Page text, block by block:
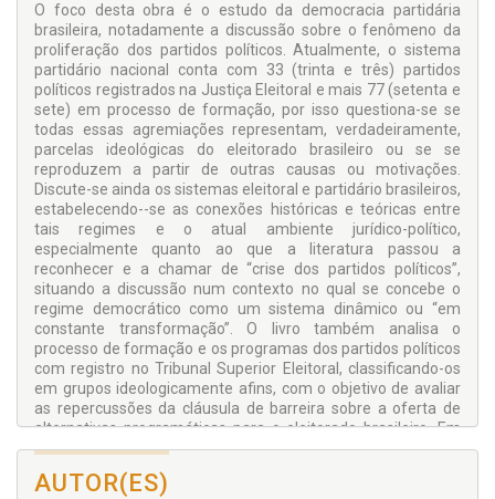
O foco desta obra é o estudo da democracia partidária
brasileira, notadamente a discussão sobre o fenômeno da
proliferação dos partidos políticos. Atualmente, o sistema
partidário nacional conta com 33 (trinta e três) partidos
políticos registrados na Justiça Eleitoral e mais 77 (setenta e
sete) em processo de formação, por isso questiona-se se
todas essas agremiações representam, verdadeiramente,
parcelas ideológicas do eleitorado brasileiro ou se se
reproduzem a partir de outras causas ou motivações.
Discute-se ainda os sistemas eleitoral e partidário brasileiros,
estabelecendo--se as conexões históricas e teóricas entre
tais regimes e o atual ambiente jurídico-político,
especialmente quanto ao que a literatura passou a
reconhecer e a chamar de “crise dos partidos políticos”,
situando a discussão num contexto no qual se concebe o
regime democrático como um sistema dinâmico ou “em
constante transformação”. O livro também analisa o
processo de formação e os programas dos partidos políticos
com registro no Tribunal Superior Eleitoral, classificando-os
em grupos ideologicamente afins, com o objetivo de avaliar
as repercussões da cláusula de barreira sobre a oferta de
alternativas programáticas para o eleitorado brasileiro. Em
geral, a cláusula de desempenho sempre foi concebida como
uma ideia antagônica ao princípio do pluralismo político,
contudo, o que se pretende demonstrar é que essa regra,
AUTOR(ES)